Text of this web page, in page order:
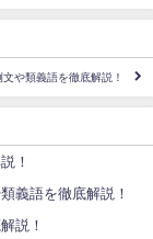
や類義語を徹底解説！
！
義語を徹底解説！
説！